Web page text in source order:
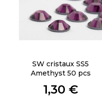
SW cristaux SS5
Amethyst 50 pcs
1,30 €